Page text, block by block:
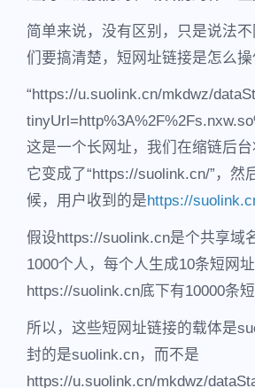
简单来说，没有区别，只是说法
们要搞清楚，短网址链接是怎么操
“https://u.suolink.cn/mkdwz/
这是一个长网址，我们在缩链后台
它变成了“https://suolink.cn/”，然
候，用户收到的是https://
假设https://suolink.cn是个共享域
1000个人，每个人生成10条短网
https://suolink.cn底下有10000条短
所以，这些短网址链接的载体是
封的是suolink.cn，而不是
https://u.suolink.cn/mkdwz/